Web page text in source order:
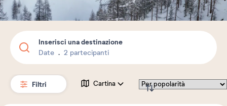
Inserisci una destinazione
Date 2 partecipanti
Filtri Cartina